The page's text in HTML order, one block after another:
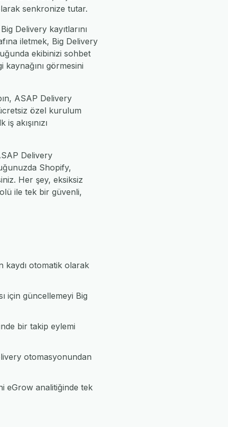
senkronize tutar.
Delivery kayıtlarını
iletmek, Big Delivery
ekibinizi sohbet
görmesini
ASAP Delivery
özel kurulum
akışınızı
Delivery
Shopify,
Her şey, eksiksiz
ile tek bir güvenli,
kaydı otomatik olarak
için güncellemeyi Big
bir takip eylemi
otomasyonundan
eGrow analitiğinde tek